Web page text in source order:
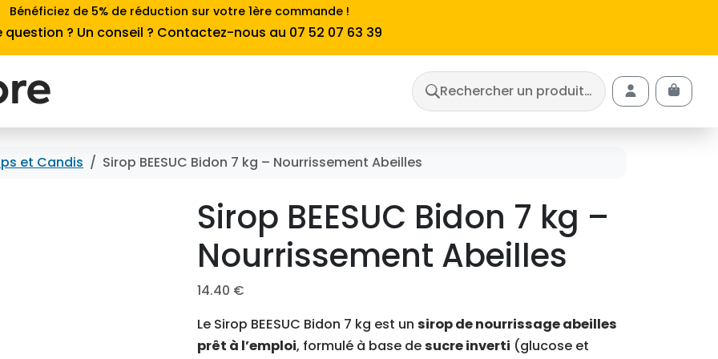
Bénéficiez de 5% de réduction sur votre 1ère commande !
question ? Un conseil ? Contactez-nous au 07 52 07 63 39
Rechercher un produit…
Account
Cart
et Candis Sirop BEESUC Bidon 7 kg – Nourrissement Abeilles
Sirop BEESUC Bidon 7 kg –
Nourrissement Abeilles
14.40 €
Le Sirop BEESUC Bidon 7 kg est unsirop de nourrissage abeilles
prêt à l’emploi, formulé à base desucre inverti (glucose et